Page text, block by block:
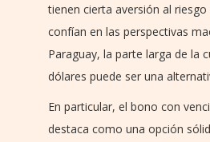
tienen cierta aversión al
confían en las perspectivas
Paraguay, la parte larga de la
dólares puede ser una
En particular, el bono con
destaca como una opción